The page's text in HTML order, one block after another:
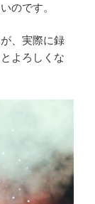
のです。
、実際に録
よろしくな